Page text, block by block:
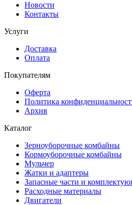
Новости
Контакты
Услуги
Доставка
Оплата
Покупателям
Оферта
Политика
Архив
Каталог
Зерноуборочные комбайны
Кормоуборочные комбайны
Мульчер
Жатки и адаптеры
Запасные части и
Расходные материалы
Двигатели